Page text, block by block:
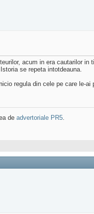
acum in era cautarilor
se repeta intotdeauna.
regula din cele pe care le-
de advertoriale PR5.